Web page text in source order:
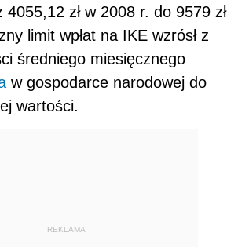
4055,12 zł w 2008 r. do 9579 zł
limit wpłat na IKE wzrósł z
średniego miesięcznego
w gospodarce narodowej do
wartości.
REKLAMA